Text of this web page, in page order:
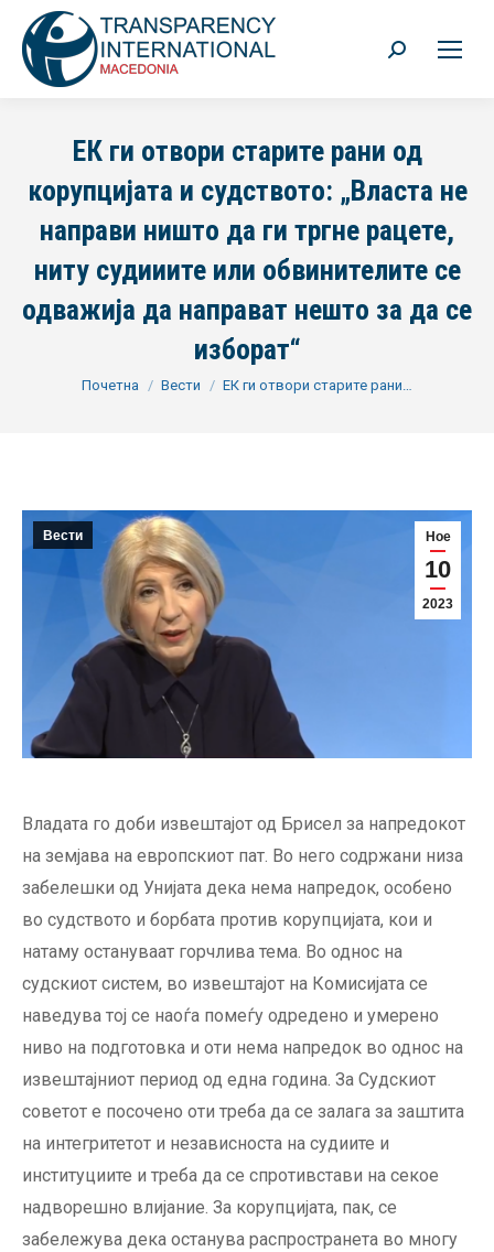
Search:
ЕК ги отвори старите рани од
корупцијата и судството: „Власта не
направи ништо да ги тргне рацете,
ниту судииите или обвинителите се
одважија да направат нешто за да се
изборат“
You are here:
Почетна Вести ЕК ги отвори старите рани…
Ное
10
2023
Вести
Владата го доби извештајот од Брисел за напредокот
на земјава на европскиот пат. Во него содржани низа
забелешки од Унијата дека нема напредок, особено
во судството и борбата против корупцијата, кои и
натаму остануваат горчлива тема. Во однос на
судскиот систем, во извештајот на Комисијата се
наведува тој се наоѓа помеѓу одредено и умерено
ниво на подготовка и оти нема напредок во однос на
извештајниот период од една година. За Судскиот
советот е посочено оти треба да се залага за заштита
на интегритетот и независноста на судиите и
институциите и треба да се спротивстави на секое
надворешно влијание. За корупцијата, пак, се
забележува дека останува распространета во многу